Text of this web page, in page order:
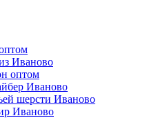
Иваново
оптом
Иваново
шерсти Иваново
Иваново